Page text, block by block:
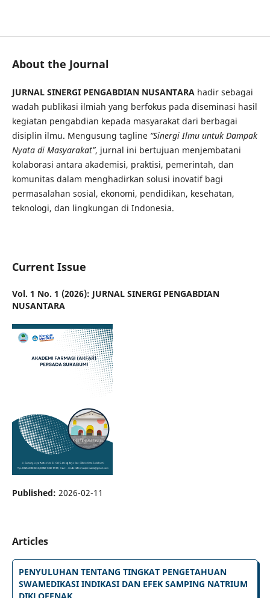
About the Journal
JURNAL SINERGI PENGABDIAN NUSANTARAhadir sebagai
wadah publikasi ilmiah yang berfokus pada diseminasi hasil
kegiatan pengabdian kepada masyarakat dari berbagai
disiplin ilmu. Mengusung tagline “Sinergi Ilmu untuk Dampak
Nyata di Masyarakat”, jurnal ini bertujuan menjembatani
kolaborasi antara akademisi, praktisi, pemerintah, dan
komunitas dalam menghadirkan solusi inovatif bagi
permasalahan sosial, ekonomi, pendidikan, kesehatan,
teknologi, dan lingkungan di Indonesia.
Current Issue
Vol. 1 No. 1 (2026): JURNAL SINERGI PENGABDIAN
NUSANTARA
Published: 2026-02-11
Articles
PENYULUHAN TENTANG TINGKAT PENGETAHUAN
SWAMEDIKASI INDIKASI DAN EFEK SAMPING NATRIUM